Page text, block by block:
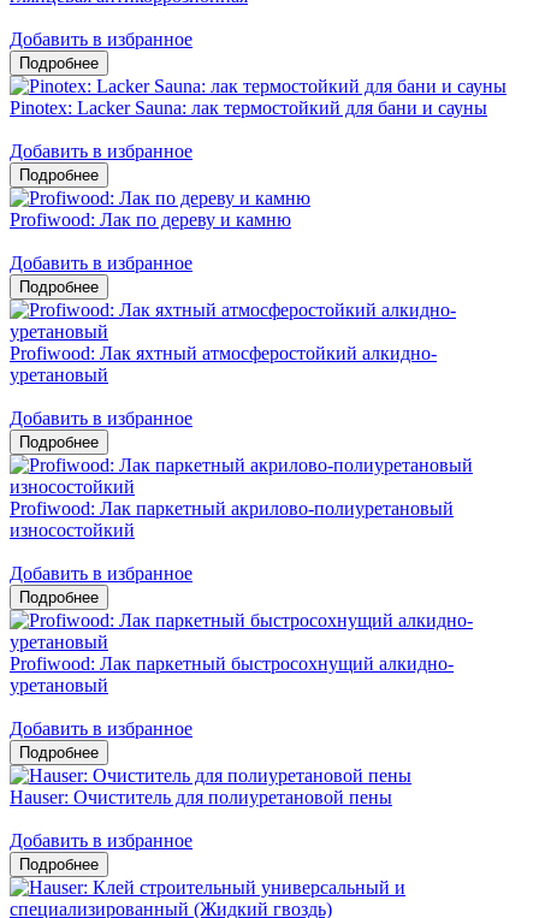
Добавить в избранное
Pinotex: Lacker Sauna: лак термостойкий для бани и сауны
Добавить в избранное
Profiwood: Лак по дереву и камню
Добавить в избранное
Profiwood: Лак яхтный атмосферостойкий алкидно-
уретановый
Добавить в избранное
Profiwood: Лак паркетный акрилово-полиуретановый
износостойкий
Добавить в избранное
Profiwood: Лак паркетный быстросохнущий алкидно-
уретановый
Добавить в избранное
Hauser: Очиститель для полиуретановой пены
Добавить в избранное